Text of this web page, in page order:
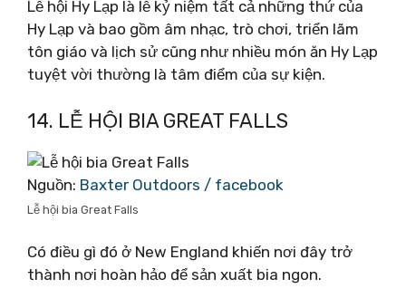
Lễ hội Hy Lạp là lễ kỷ niệm tất cả những thứ của
Hy Lạp và bao gồm âm nhạc, trò chơi, triển lãm
tôn giáo và lịch sử cũng như nhiều món ăn Hy Lạp
tuyệt vời thường là tâm điểm của sự kiện.
14. LỄ HỘI BIA GREAT FALLS
Nguồn: Baxter Outdoors‎ / facebook
Lễ hội bia Great Falls
Có điều gì đó ở New England khiến nơi đây trở
thành nơi hoàn hảo để sản xuất bia ngon.